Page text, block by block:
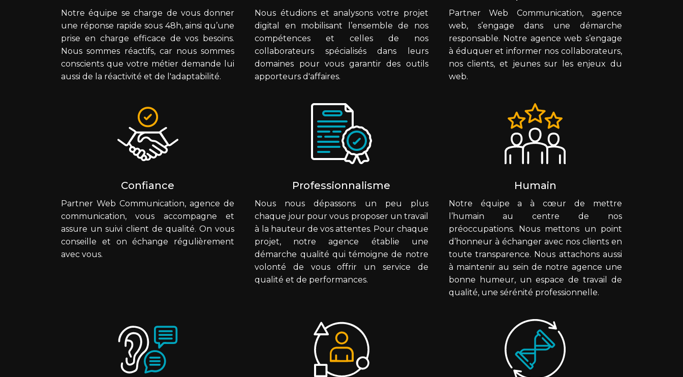
Notre équipe se charge de vous donner
une réponse rapide sous 48h, ainsi qu’une
prise en charge efficace de vos besoins.
Nous sommes réactifs, car nous sommes
conscients que votre métier demande lui
aussi de la réactivité et de l'adaptabilité.
Nous étudions et analysons votre projet
digital en mobilisant l’ensemble de nos
compétences et celles de nos
collaborateurs spécialisés dans leurs
domaines pour vous garantir des outils
apporteurs d'affaires.
Partner Web Communication, agence
web, s’engage dans une démarche
responsable. Notre agence web s’engage
à éduquer et informer nos collaborateurs,
nos clients, et jeunes sur les enjeux du
web.
Confiance
Partner Web Communication, agence de
communication, vous accompagne et
assure un suivi client de qualité. On vous
conseille et on échange régulièrement
avec vous.
Professionnalisme
Nous nous dépassons un peu plus
chaque jour pour vous proposer un travail
à la hauteur de vos attentes. Pour chaque
projet, notre agence établie une
démarche qualité qui témoigne de notre
volonté de vous offrir un service de
qualité et de performances.
Humain
Notre équipe a à cœur de mettre
l’humain au centre de nos
préoccupations. Nous mettons un point
d’honneur à échanger avec nos clients en
toute transparence. Nous attachons aussi
à maintenir au sein de notre agence une
bonne humeur, un espace de travail de
qualité, une sérénité professionnelle.